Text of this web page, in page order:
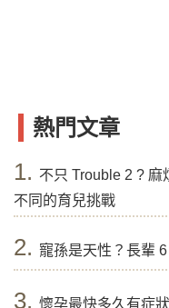
熱門文章
1. 不只 Trouble 2 ? 麻
不同的育兒挑戰
2. 寵孫是天性？長輩
3. 懷孕最快多久有症